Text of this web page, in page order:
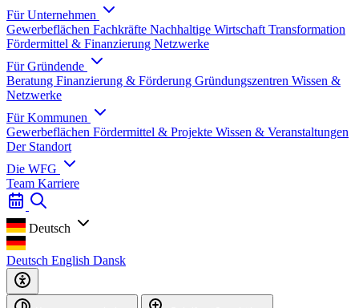
Für Unternehmen
Gewerbeflächen Fachkräfte Nachhaltige Wirtschaft Transformation
Fördermittel & Finanzierung Netzwerke
Für Gründende
Beratung Finanzierung & Förderung Gründungszentren Wissen &
Netzwerke
Für Kommunen
Gewerbeflächen Fördermittel & Projekte Wissen & Veranstaltungen
Der Standort
Die WFG
Team Karriere
Deutsch
Deutsch English Dansk